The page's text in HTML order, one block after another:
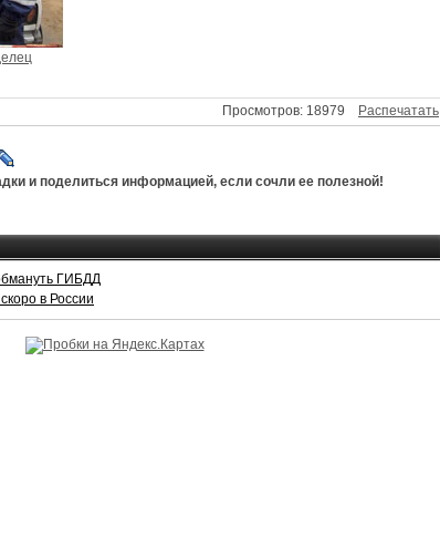
Просмотров: 18979 Распечатать
и поделиться информацией, если сочли ее полезной!
ГИБДД
в России